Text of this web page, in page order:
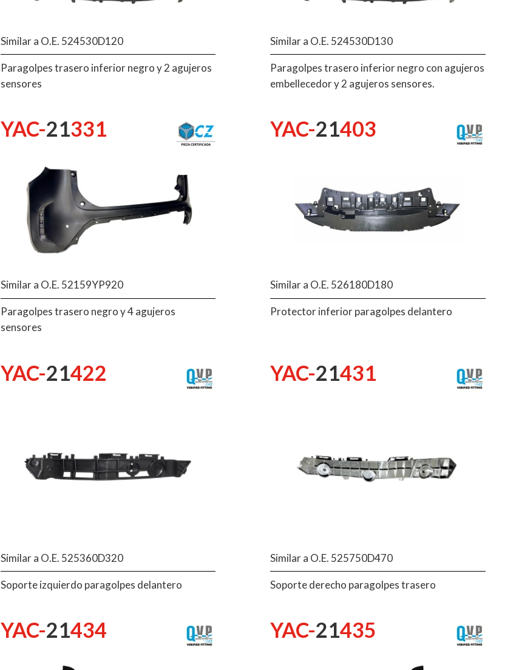
Similar a O.E. 524530D120
Paragolpes trasero inferior negro y 2 agujeros
sensores
Similar a O.E. 524530D130
Paragolpes trasero inferior negro con agujeros
embellecedor y 2 agujeros sensores.
YAC-21331
Similar a O.E. 52159YP920
Paragolpes trasero negro y 4 agujeros
sensores
YAC-21403
Similar a O.E. 526180D180
Protector inferior paragolpes delantero
YAC-21422
Similar a O.E. 525360D320
Soporte izquierdo paragolpes delantero
YAC-21431
Similar a O.E. 525750D470
Soporte derecho paragolpes trasero
YAC-21434 YAC-21435